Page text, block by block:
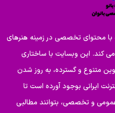
با محتوای تخصصی در زمینه هنرهای
کند. این وبسایت با ساختاری
متنوع و گسترده، به روز شدن
ایرانی بوجود آورده است تا
و تخصصی، بتوانند مطالبی